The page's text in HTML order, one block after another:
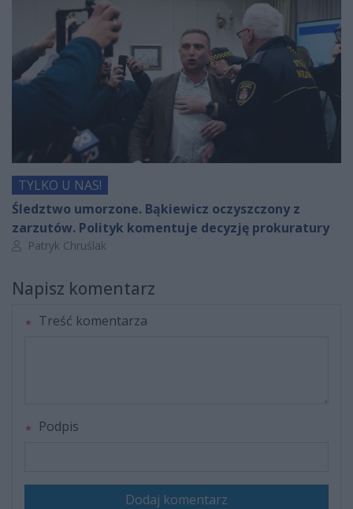
TYLKO U NAS!
Śledztwo umorzone. Bąkiewicz oczyszczony z
zarzutów. Polityk komentuje decyzję prokuratury
Autor artykułu:
Patryk Chruślak
Napisz komentarz
Treść komentarza
Podpis
Dodaj komentarz